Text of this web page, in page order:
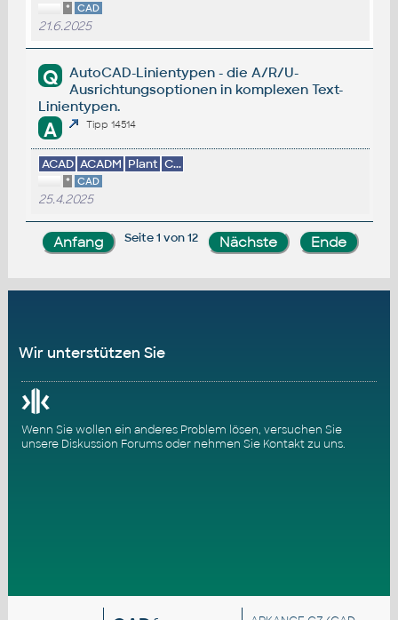
* CAD
21.6.2025
Q
AutoCAD-Linientypen - die A/R/U-
Ausrichtungsoptionen in komplexen Text-
Linientypen.
A Tipp 14514
ACAD ACADM Plant C...
* CAD
25.4.2025
Seite 1 von 12
Wir unterstützen Sie
Wenn Sie wollen ein anderes Problem lösen, versuchen Sie
unsere Diskussion Forumsoder nehmen Sie Kontakt zu uns.